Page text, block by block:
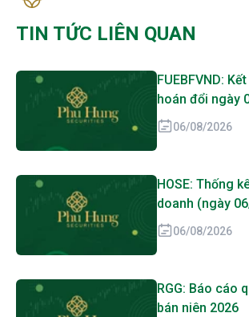
TIN TỨC LIÊN QUAN
FUEBFVND:
hoán đổi ngày
06/08/2026
HOSE: Thống
doanh (ngày
06/08/2026
RGG: Báo cáo
bán niên 2026